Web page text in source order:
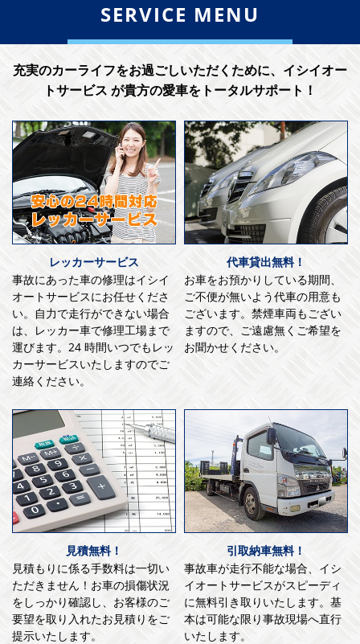
SERVICE MENU
充実のカーライフをお過ごしいただくために、イシイオー
トサービス が貴方の愛車をトータルサポート！
レッカーサービス
事故にあった車の修理はイシイ
オートサービスにお任せくださ
い。自力で走行ができない場合
は、レッカー車で修理工場まで
運びます。24 時間いつでもレッ
カーサービスいたしますのでご
連絡ください。
代車貸出無料！
お車をお預かりしている期間、
ご不便が無いよう代車の用意も
ございます。禁煙車両もござい
ますので、ご遠慮無くご希望を
お聞かせください。
見積無料！
見積もりに係る手数料は一切い
ただきません！お車の損傷状況
をしっかり確認し、お客様のご
要望を取り入れたお見積りをご
提示いたします。
引取納車無料！
事故車が走行不能な場合、イシ
イオートサービスがスピーディ
に無料引き取りいたします。基
本は可能な限り事故現場へ直行
いたします。